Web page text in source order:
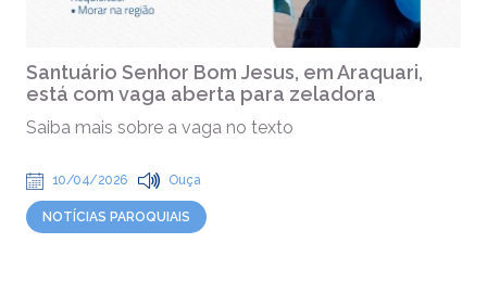
Santuário Senhor Bom Jesus, em Araquari,
está com vaga aberta para zeladora
Saiba mais sobre a vaga no texto
10/04/2026 Ouça
NOTÍCIAS PAROQUIAIS